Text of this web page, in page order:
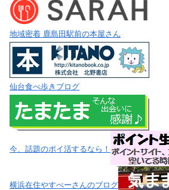
地域密着 鹿島田駅前の本屋さん
仙台食べ歩きブログ
今、話題のポイ活するなら！
横浜在住やすべーさんのブログ